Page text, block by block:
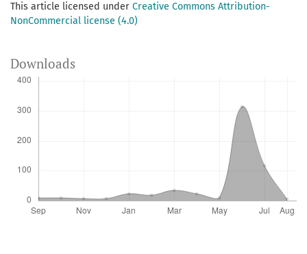
This article licensed under Creative Commons Attribution-
NonCommercial license (4.0)
Downloads